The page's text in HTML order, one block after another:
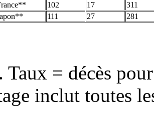
102 17
311
111 27 281
= décès
inclut toutes